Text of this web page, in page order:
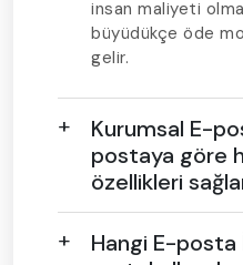
insan maliyeti
büyüdükçe öde
gelir.
Kurumsal E-
postaya göre
özellikleri
Hangi E-